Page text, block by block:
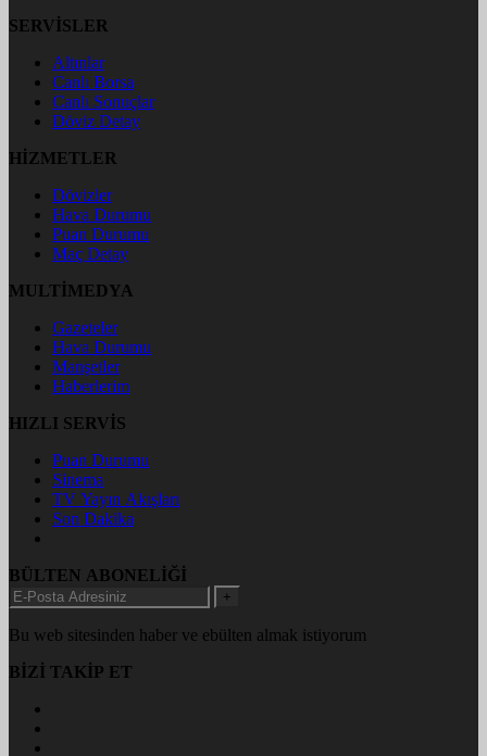
SERVİSLER
Altınlar
Canlı Borsa
Canlı Sonuçlar
Döviz Detay
HİZMETLER
Dövizler
Hava Durumu
Puan Durumu
Maç Detay
MULTİMEDYA
Gazeteler
Hava Durumu
Manşetler
Haberlerim
HIZLI SERVİS
Puan Durumu
Sinema
TV Yayın Akışları
Son Dakika
BÜLTEN ABONELİĞİ
+
Bu web sitesinden haber ve ebülten almak istiyorum
BİZİ TAKİP ET